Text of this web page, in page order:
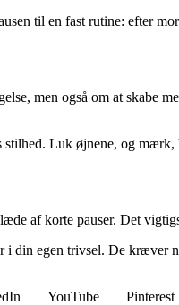
til en fast rutine: efter
men også om at skabe
stilhed. Luk øjnene, og
af korte pauser. Det
i din egen trivsel. De kræver
YouTube Pinterest